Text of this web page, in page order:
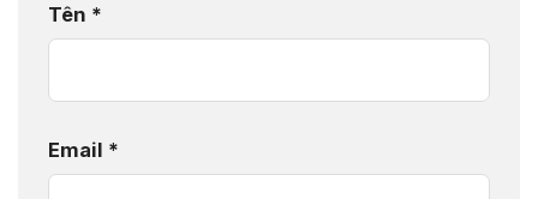
Tên *
Email *